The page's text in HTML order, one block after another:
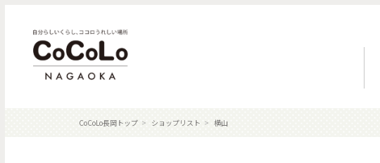
CoCoLo長岡トップ ショップリスト 横山